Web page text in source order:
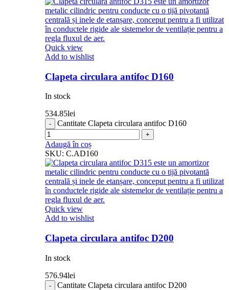
Quick view
Add to wishlist
Clapeta circulara antifoc D160
In stock
534.85lei
Cantitate Clapeta circulara antifoc D160
Adaugă în coș
SKU: C.AD160
Quick view
Add to wishlist
Clapeta circulara antifoc D200
In stock
576.94lei
Cantitate Clapeta circulara antifoc D200